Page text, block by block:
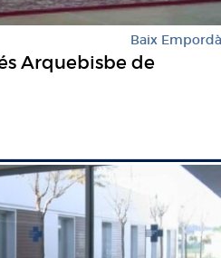
Baix Empordà
Arquebisbe de